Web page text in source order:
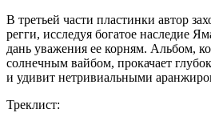
В третьей части пластинки автор
регги, исследуя богатое наследие
дань уважения ее корням. Альбом,
солнечным вайбом, прокачает
и удивит нетривиальными
Треклист: